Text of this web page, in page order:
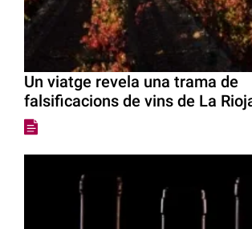
Un viatge revela una trama de
falsificacions de vins de La